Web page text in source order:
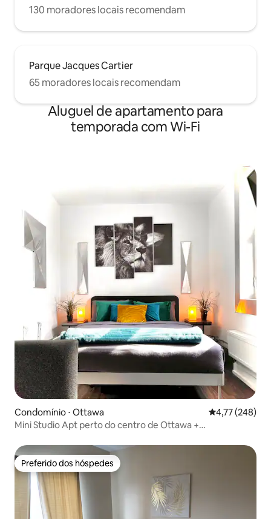
130 moradores locais recomendam
Parque Jacques Cartier
65 moradores locais recomendam
Aluguel de apartamento para
temporada com Wi-Fi
Condomínio ⋅ Ottawa 4,77 de uma
4,77 (248)
Mini Studio Apt perto do centro de Ottawa +
Preferido dos hóspedes
Preferido dos hóspedes